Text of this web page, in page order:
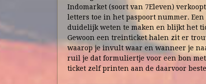
Indomarket (soort van 7Eleven)
letters toe in het paspoort nummer.
duidelijk weten te maken en blijkt het
Gewoon een treinticket halen zit er
waarop je invult waar en wanneer je
ruil je dat formuliertje voor een bon
ticket zelf printen aan de daarvoor